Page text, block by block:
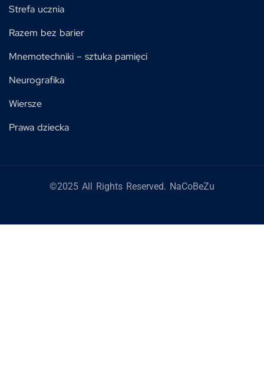
Strefa ucznia
Razem bez barier
Mnemotechniki – sztuka pamięci
Neurografika
Wiersze
Prawa dziecka
©2025 All Rights Reserved. NaCoBeZu